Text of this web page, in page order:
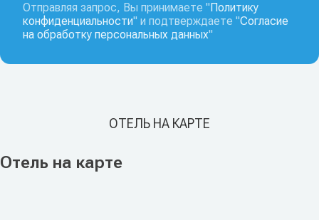
Отправляя запрос, Вы принимаете " Политику
конфиденциальности" и подтверждаете "Согласие
на обработку персональных данных"
ОТЕЛЬ НА КАРТЕ
Отель на карте